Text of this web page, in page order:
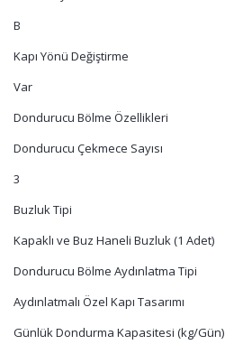
B
Kapı Yönü Değiştirme
Var
Dondurucu Bölme Özellikleri
Dondurucu Çekmece Sayısı
3
Buzluk Tipi
Kapaklı ve Buz Haneli Buzluk (1 Adet)
Dondurucu Bölme Aydınlatma Tipi
Aydınlatmalı Özel Kapı Tasarımı
Günlük Dondurma Kapasitesi (kg/Gün)